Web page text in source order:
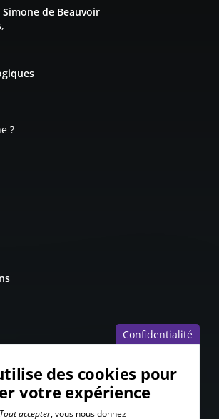
de Beauvoir
?
Confidentialité
des cookies pour
votre expérience
Tout accepter, vous nous donnez